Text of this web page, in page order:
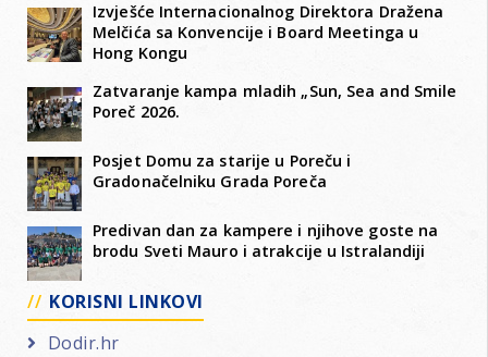
Izvješće Internacionalnog Direktora Dražena
Melčića sa Konvencije i Board Meetinga u
Hong Kongu
Zatvaranje kampa mladih „Sun, Sea and Smile
Poreč 2026.
Posjet Domu za starije u Poreču i
Gradonačelniku Grada Poreča
Predivan dan za kampere i njihove goste na
brodu Sveti Mauro i atrakcije u Istralandiji
KORISNI LINKOVI
Dodir.hr